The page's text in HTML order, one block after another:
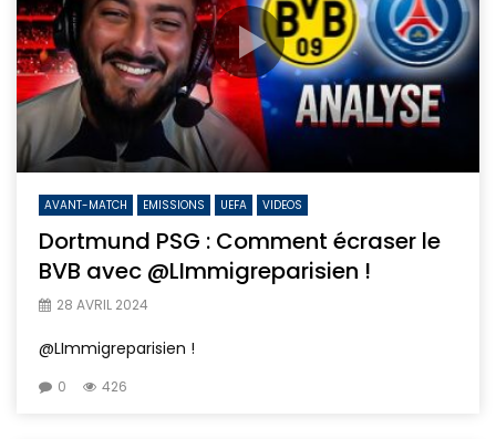
AVANT-MATCH EMISSIONS UEFA VIDEOS
Dortmund PSG : Comment écraser le
BVB avec @LImmigreparisien !
28 AVRIL 2024
@LImmigreparisien !
0 426